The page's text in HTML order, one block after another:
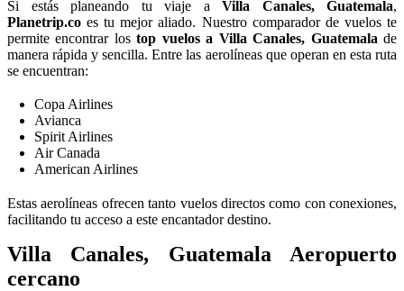
Si estás planeando tu viaje a Villa Canales, Guatemala,
Planetrip.co es tu mejor aliado. Nuestro comparador de vuelos te
permite encontrar lostop vuelos a Villa Canales, Guatemala de
manera rápida y sencilla. Entre las aerolíneas que operan en esta ruta
se encuentran:
Copa Airlines
Avianca
Spirit Airlines
Air Canada
American Airlines
Estas aerolíneas ofrecen tanto vuelos directos como con conexiones,
facilitando tu acceso a este encantador destino.
Villa Canales, Guatemala Aeropuerto
cercano